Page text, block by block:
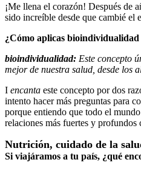
¡Me llena el corazón! Después de
sido increíble desde que cambié el
¿Cómo aplicas
bioindividualidad: Este concepto
mejor de nuestra salud, desde los
I encanta este concepto por dos
intento hacer más preguntas para
porque entiendo que todo el
relaciones más fuertes y
Nutrición, cuidado de la
Si viajáramos a tu país, ¿qué